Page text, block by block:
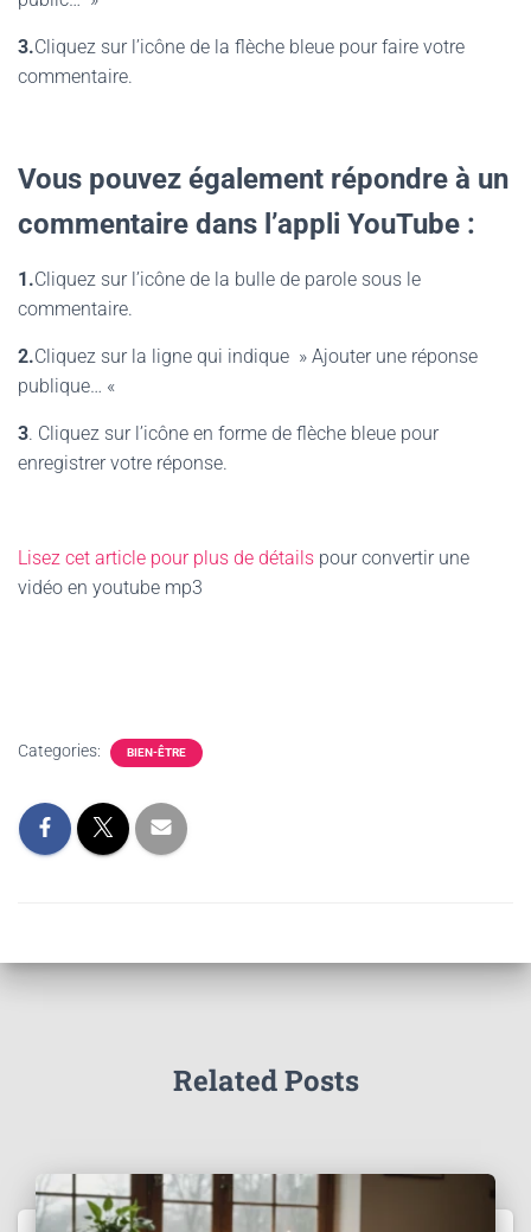
3.Cliquez sur l’icône de la flèche bleue pour faire votre
commentaire.
Vous pouvez également répondre à un
commentaire dans l’appli YouTube :
1.Cliquez sur l’icône de la bulle de parole sous le
commentaire.
2.Cliquez sur la ligne qui indique » Ajouter une réponse
publique… «
3. Cliquez sur l’icône en forme de flèche bleue pour
enregistrer votre réponse.
Lisez cet article pour plus de détails pour convertir une
vidéo en youtube mp3
Categories: BIEN-ÊTRE
Related Posts